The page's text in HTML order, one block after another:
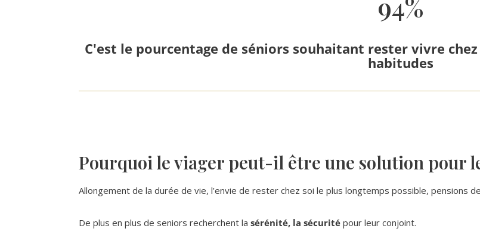
C'est le pourcentage de séniors souhaitant rester vivre
habitudes
Pourquoi le viager peut-il être une solution pour
Allongement de la durée de vie, l’envie de rester chez soi le plus longtemps possible, pensions
De plus en plus de seniors recherchent la sérénité, la sécurité pour leur conjoint.